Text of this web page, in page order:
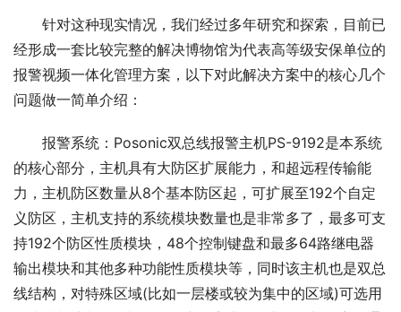
针对这种现实情况，我们经过多年研究和探索，目前已
经形成一套比较完整的解决博物馆为代表高等级安保单位的
报警视频一体化管理方案，以下对此解决方案中的核心几个
问题做一简单介绍：
报警系统：Posonic双总线报警主机PS-9192是本系统
的核心部分，主机具有大防区扩展能力，和超远程传输能
力，主机防区数量从8个基本防区起，可扩展至192个自定
义防区，主机支持的系统模块数量也是非常多了，最多可支
持192个防区性质模块，48个控制键盘和最多64路继电器
输出模块和其他多种功能性质模块等，同时该主机也是双总
线结构，对特殊区域(比如一层楼或较为集中的区域)可选用